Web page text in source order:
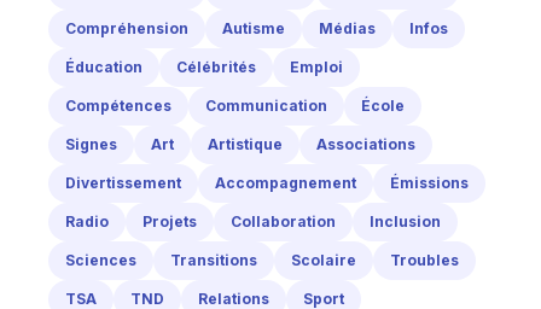
Compréhension Autisme Médias Infos
Éducation Célébrités Emploi
Compétences Communication École
Signes Art Artistique Associations
Divertissement Accompagnement Émissions
Radio Projets Collaboration Inclusion
Sciences Transitions Scolaire Troubles
TSA TND Relations Sport